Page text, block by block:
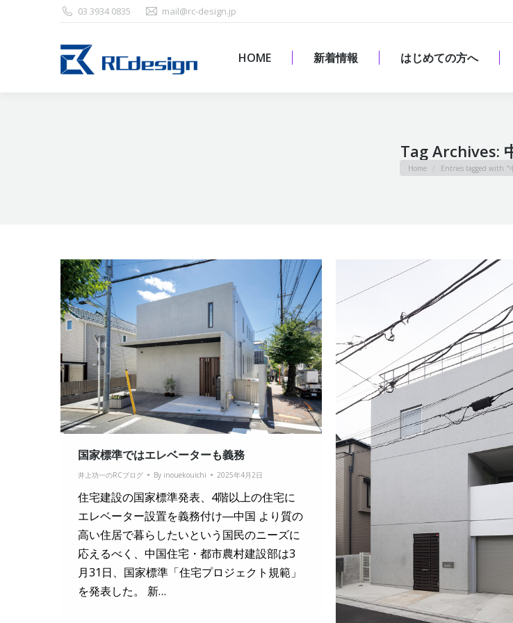
03 3934 0835 mail@rc-design.jp
HOME 新着情報 はじめての方へ
Tag Archives:
You are here:
Home Entries tagged with "
国家標準ではエレベーターも義務
井上功一のRCブログ By inouekouichi 2025年4月2日
住宅建設の国家標準発表、4階以上の住宅に
エレベーター設置を義務付け―中国 より質の
高い住居で暮らしたいという国民のニーズに
応えるべく、中国住宅・都市農村建設部は3
月31日、国家標準「住宅プロジェクト規範」
を発表した。 新…
HOME 新着情報 はじめての方へ